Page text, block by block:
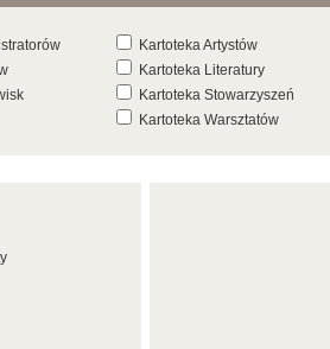
Kartoteka Artystów
Kartoteka Literatury
Kartoteka Stowarzyszeń
Kartoteka Warsztatów